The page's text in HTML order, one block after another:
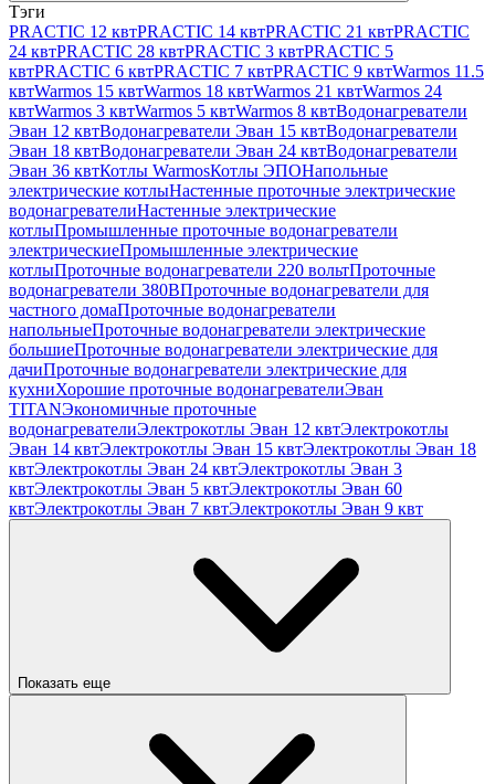
Тэги
PRACTIC 12 квтPRACTIC 14 квтPRACTIC 21 квтPRACTIC
24 квтPRACTIC 28 квтPRACTIC 3 квтPRACTIC 5
квтPRACTIC 6 квтPRACTIC 7 квтPRACTIC 9 квтWarmos 11.5
квтWarmos 15 квтWarmos 18 квтWarmos 21 квтWarmos 24
квтWarmos 3 квтWarmos 5 квтWarmos 8 квтВодонагреватели
Эван 12 квтВодонагреватели Эван 15 квтВодонагреватели
Эван 18 квтВодонагреватели Эван 24 квтВодонагреватели
Эван 36 квтКотлы WarmosКотлы ЭПОНапольные
электрические котлыНастенные проточные электрические
водонагревателиНастенные электрические
котлыПромышленные проточные водонагреватели
электрическиеПромышленные электрические
котлыПроточные водонагреватели 220 вольтПроточные
водонагреватели 380ВПроточные водонагреватели для
частного домаПроточные водонагреватели
напольныеПроточные водонагреватели электрические
большиеПроточные водонагреватели электрические для
дачиПроточные водонагреватели электрические для
кухниХорошие проточные водонагревателиЭван
TITANЭкономичные проточные
водонагревателиЭлектрокотлы Эван 12 квтЭлектрокотлы
Эван 14 квтЭлектрокотлы Эван 15 квтЭлектрокотлы Эван 18
квтЭлектрокотлы Эван 24 квтЭлектрокотлы Эван 3
квтЭлектрокотлы Эван 5 квтЭлектрокотлы Эван 60
квтЭлектрокотлы Эван 7 квтЭлектрокотлы Эван 9 квт
Показать еще